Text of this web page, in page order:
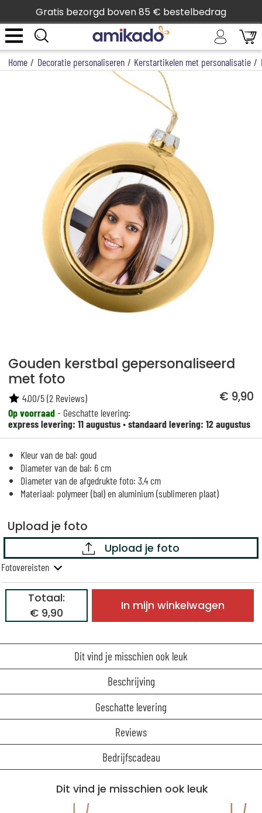
Gratis bezorgd boven 85 € bestelbedrag
Home / Decoratie personaliseren / Kerstartikelen met personalisatie /
Gouden kerstbal gepersonaliseerd
met foto
€ 9,90
Op voorraad- Geschatte levering:
express levering: 11 augustus•standaard levering: 12 augustus
4.00/5(2 Reviews)
Kleur van de bal: goud
Diameter van de bal: 6 cm
Diameter van de afgedrukte foto: 3,4 cm
Materiaal: polymeer (bal) en aluminium (sublimeren plaat)
Upload je foto
Upload je foto
Fotovereisten
Totaal:
€ 9,90
In mijn winkelwagen
Dit vind je misschien ook leuk
Beschrijving
Geschatte levering
Reviews
Bedrijfscadeau
Dit vind je misschien ook leuk